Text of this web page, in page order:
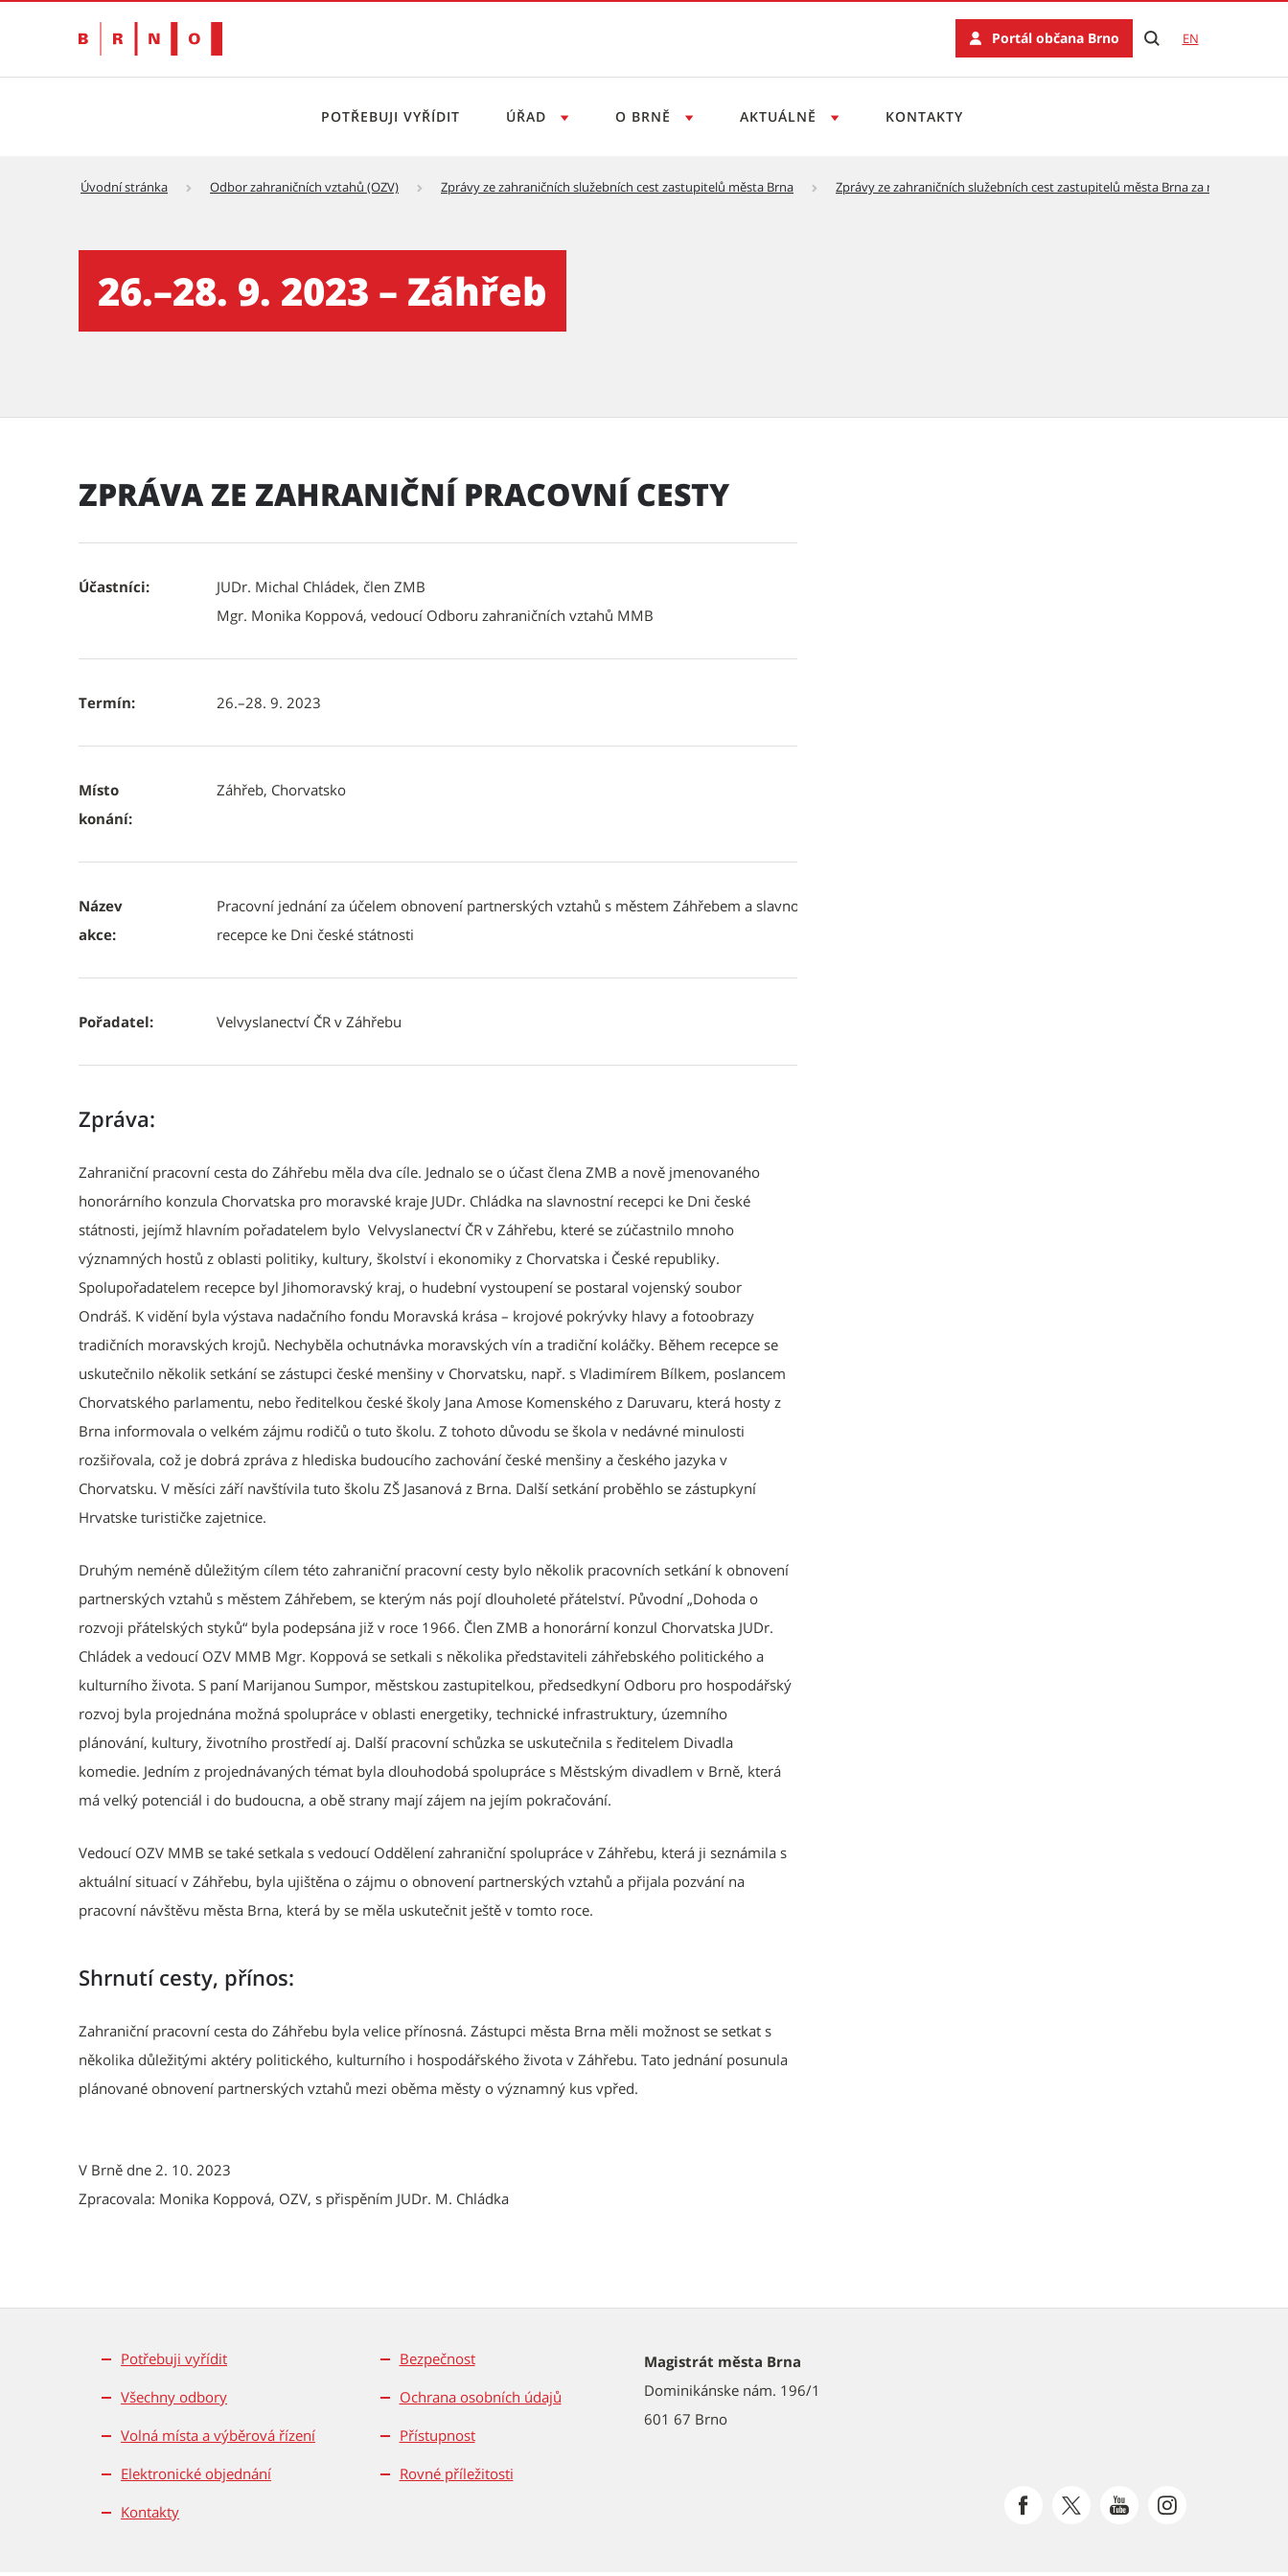
Portál občana Brno EN
POTŘEBUJI VYŘÍDIT ÚŘAD O BRNĚ AKTUÁLNĚ KONTAKTY
Úvodní stránka Odbor zahraničních vztahů (OZV) Zprávy ze zahraničních služebních cest zastupitelů města Brna Zprávy ze zahraničních služebních cest zastupitelů města Brna za rok 2023
26.–28. 9. 2023 – Záhřeb
ZPRÁVA ZE ZAHRANIČNÍ PRACOVNÍ CESTY
Účastníci:
JUDr. Michal Chládek, člen ZMB
Mgr. Monika Koppová, vedoucí Odboru zahraničních vztahů MMB
Termín: 26.–28. 9. 2023
Místo
konání:
Záhřeb, Chorvatsko
Název
akce:
Pracovní jednání za účelem obnovení partnerských vztahů s městem Záhřebem a slavnostní
recepce ke Dni české státnosti
Pořadatel: Velvyslanectví ČR v Záhřebu
Zpráva:
Zahraniční pracovní cesta do Záhřebu měla dva cíle. Jednalo se o účast člena ZMB a nově jmenovaného
honorárního konzula Chorvatska pro moravské kraje JUDr. Chládka na slavnostní recepci ke Dni české
státnosti, jejímž hlavním pořadatelem bylo Velvyslanectví ČR v Záhřebu, které se zúčastnilo mnoho
významných hostů z oblasti politiky, kultury, školství i ekonomiky z Chorvatska i České republiky.
Spolupořadatelem recepce byl Jihomoravský kraj, o hudební vystoupení se postaral vojenský soubor
Ondráš. K vidění byla výstava nadačního fondu Moravská krása – krojové pokrývky hlavy a fotoobrazy
tradičních moravských krojů. Nechyběla ochutnávka moravských vín a tradiční koláčky. Během recepce se
uskutečnilo několik setkání se zástupci české menšiny v Chorvatsku, např. s Vladimírem Bílkem, poslancem
Chorvatského parlamentu, nebo ředitelkou české školy Jana Amose Komenského z Daruvaru, která hosty z
Brna informovala o velkém zájmu rodičů o tuto školu. Z tohoto důvodu se škola v nedávné minulosti
rozšiřovala, což je dobrá zpráva z hlediska budoucího zachování české menšiny a českého jazyka v
Chorvatsku. V měsíci září navštívila tuto školu ZŠ Jasanová z Brna. Další setkání proběhlo se zástupkyní
Hrvatske turističke zajetnice.
Druhým neméně důležitým cílem této zahraniční pracovní cesty bylo několik pracovních setkání k obnovení
partnerských vztahů s městem Záhřebem, se kterým nás pojí dlouholeté přátelství. Původní „Dohoda o
rozvoji přátelských styků“ byla podepsána již v roce 1966. Člen ZMB a honorární konzul Chorvatska JUDr.
Chládek a vedoucí OZV MMB Mgr. Koppová se setkali s několika představiteli záhřebského politického a
kulturního života. S paní Marijanou Sumpor, městskou zastupitelkou, předsedkyní Odboru pro hospodářský
rozvoj byla projednána možná spolupráce v oblasti energetiky, technické infrastruktury, územního
plánování, kultury, životního prostředí aj. Další pracovní schůzka se uskutečnila s ředitelem Divadla
komedie. Jedním z projednávaných témat byla dlouhodobá spolupráce s Městským divadlem v Brně, která
má velký potenciál i do budoucna, a obě strany mají zájem na jejím pokračování.
Vedoucí OZV MMB se také setkala s vedoucí Oddělení zahraniční spolupráce v Záhřebu, která ji seznámila s
aktuální situací v Záhřebu, byla ujištěna o zájmu o obnovení partnerských vztahů a přijala pozvání na
pracovní návštěvu města Brna, která by se měla uskutečnit ještě v tomto roce.
Shrnutí cesty, přínos:
Zahraniční pracovní cesta do Záhřebu byla velice přínosná. Zástupci města Brna měli možnost se setkat s
několika důležitými aktéry politického, kulturního i hospodářského života v Záhřebu. Tato jednání posunula
plánované obnovení partnerských vztahů mezi oběma městy o významný kus vpřed.
V Brně dne 2. 10. 2023
Zpracovala: Monika Koppová, OZV, s přispěním JUDr. M. Chládka
Potřebuji vyřídit
Všechny odbory
Volná místa a výběrová řízení
Elektronické objednání
Kontakty
Bezpečnost
Ochrana osobních údajů
Přístupnost
Rovné příležitosti
Magistrát města Brna
Dominikánske nám. 196/1
601 67 Brno